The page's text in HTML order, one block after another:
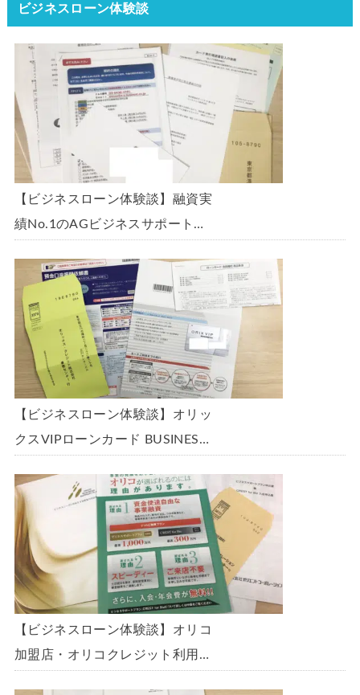
ビジネスローン体験談
【ビジネスローン体験談】融資実
績No.1のAGビジネスサポート
300万円の枠で翌日に借りられま
した。全手順を丁寧に解説しま
す。
【ビジネスローン体験談】オリッ
クスVIPローンカード BUSINESS
の金利で借りられました。全手順
を丁寧に解説します。
【ビジネスローン体験談】オリコ
加盟店・オリコクレジット利用中